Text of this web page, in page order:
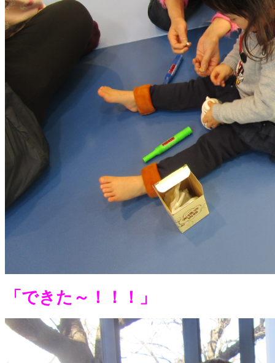
「できた～！！！」